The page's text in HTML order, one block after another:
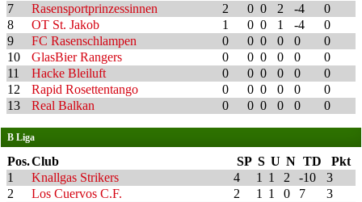
7
Rasensportprinzessinnen 2 0 0 2 -4
0
8
OT St. Jakob 1 0 0 1 -4
0
9
FC Rasenschlampen 0 0 0 0 0
0
10
GlasBier Rangers 0 0 0 0 0
0
11
Hacke Bleiluft 0 0 0 0 0
0
12
Rapid Rosettentango 0 0 0 0 0
0
13
Real Balkan 0 0 0 0 0 0
B Liga
Pos.Club SP S U N TD
Pkt
1
Knallgas Strikers 4 1 1 2 -10
3
2
Los Cuervos C.F. 2 1 1 0 7
3